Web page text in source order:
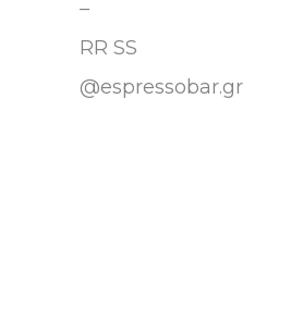
–
RR SS
@espressobar.gr